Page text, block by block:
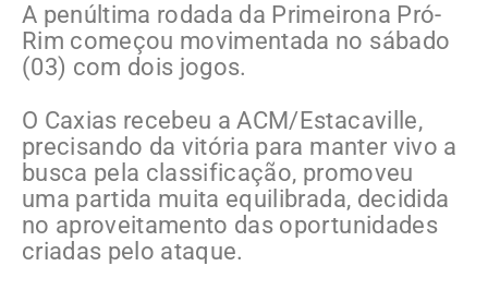
A penúltima rodada da Primeirona Pró-
Rim começou movimentada no sábado
(03) com dois jogos.
O Caxias recebeu a ACM/Estacaville,
precisando da vitória para manter vivo a
busca pela classificação, promoveu
uma partida muita equilibrada, decidida
no aproveitamento das oportunidades
criadas pelo ataque.